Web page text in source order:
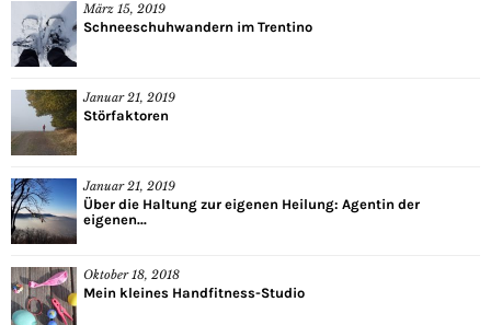
März 15, 2019
Schneeschuhwandern im Trentino
Januar 21, 2019
Störfaktoren
Januar 21, 2019
Über die Haltung zur eigenen Heilung: Agentin der
eigenen...
Oktober 18, 2018
Mein kleines Handfitness-Studio